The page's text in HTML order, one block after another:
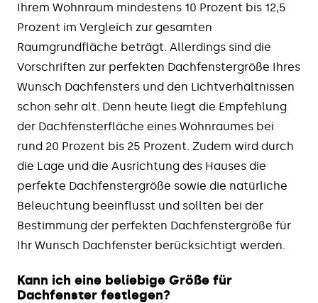
Ihrem Wohnraum mindestens 10 Prozent bis 12,5
Prozent im Vergleich zur gesamten
Raumgrundfläche beträgt. Allerdings sind die
Vorschriften zur perfekten Dachfenstergröße Ihres
Wunsch Dachfensters und den Lichtverhältnissen
schon sehr alt. Denn heute liegt die Empfehlung
der Dachfensterfläche eines Wohnraumes bei
rund 20 Prozent bis 25 Prozent. Zudem wird durch
die Lage und die Ausrichtung des Hauses die
perfekte Dachfenstergröße sowie die natürliche
Beleuchtung beeinflusst und sollten bei der
Bestimmung der perfekten Dachfenstergröße für
Ihr Wunsch Dachfenster berücksichtigt werden.
Kann ich eine beliebige Größe für
Dachfenster festlegen?